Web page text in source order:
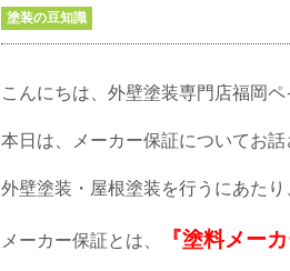
塗装の豆知識
こんにちは、外壁塗装専門店福岡ペ
本日は、メーカー保証についてお話
外壁塗装・屋根塗装を行うにあた
メーカー保証とは、 『塗料メー